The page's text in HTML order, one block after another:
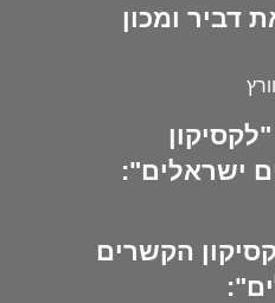
דביר ומכון
ישראלים":
הקשרים